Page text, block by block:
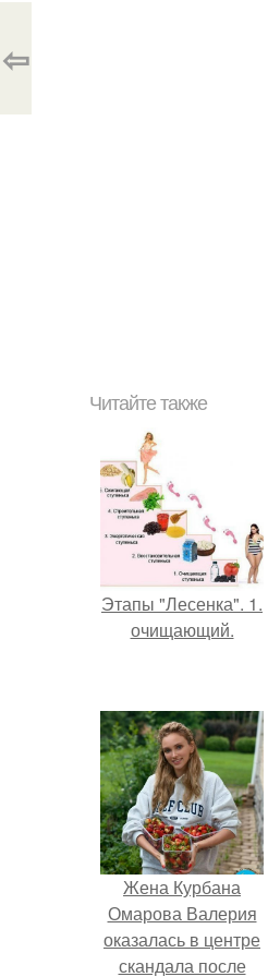
⇦
Читайте также
Этапы "Лесенка". 1.
очищающий.
Жена Курбана
Омарова Валерия
оказалась в центре
скандала после